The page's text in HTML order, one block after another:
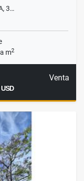
3…
m2
Venta
USD